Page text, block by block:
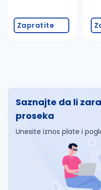
Zapratite
Saznajte da li
proseka
Unesite iznos plate i